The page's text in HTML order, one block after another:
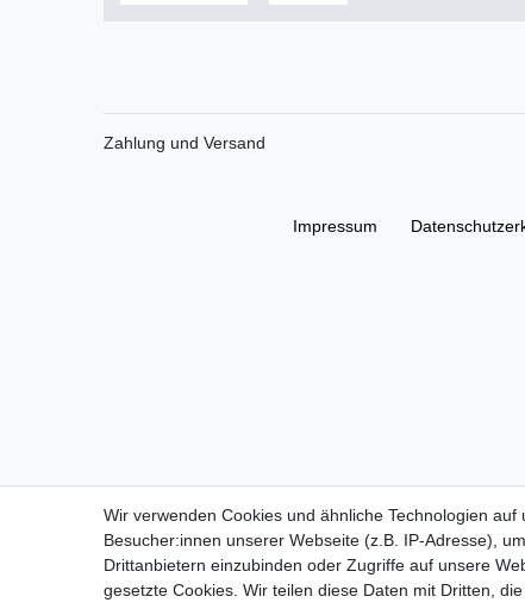
Zahlung und Versand
Impressum
Wir verwenden Cookies und ähnliche Technologien
Besucher:innen unserer Webseite (z.B. IP-Adresse),
Drittanbietern einzubinden oder Zugriffe auf unsere
gesetzte Cookies. Wir teilen diese Daten mit Dritten,